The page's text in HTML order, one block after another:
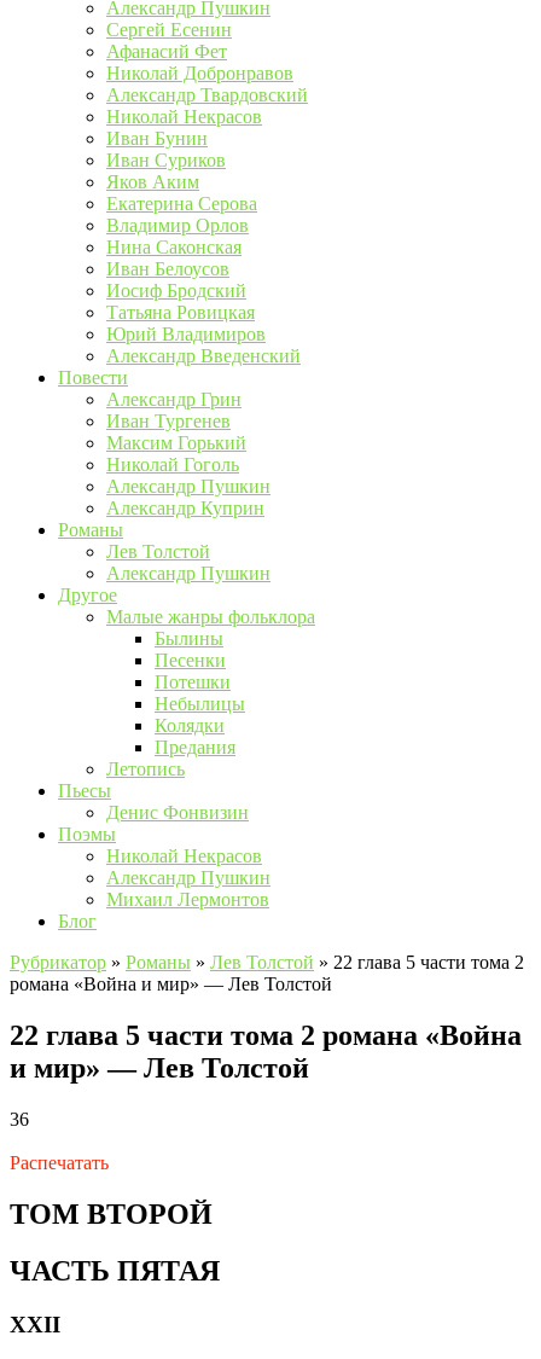
Александр Пушкин
Сергей Есенин
Афанасий Фет
Николай Добронравов
Александр Твардовский
Николай Некрасов
Иван Бунин
Иван Суриков
Яков Аким
Екатерина Серова
Владимир Орлов
Нина Саконская
Иван Белоусов
Иосиф Бродский
Татьяна Ровицкая
Юрий Владимиров
Александр Введенский
Повести
Александр Грин
Иван Тургенев
Максим Горький
Николай Гоголь
Александр Пушкин
Александр Куприн
Романы
Лев Толстой
Александр Пушкин
Другое
Малые жанры фольклора
Былины
Песенки
Потешки
Небылицы
Колядки
Предания
Летопись
Пьесы
Денис Фонвизин
Поэмы
Николай Некрасов
Александр Пушкин
Михаил Лермонтов
Блог
Рубрикатор » Романы » Лев Толстой » 22 глава 5 части тома 2
романа «Война и мир» — Лев Толстой
22 глава 5 части тома 2 романа «Война
и мир» — Лев Толстой
36
Распечатать
ТОМ ВТОРОЙ
ЧАСТЬ ПЯТАЯ
XXII